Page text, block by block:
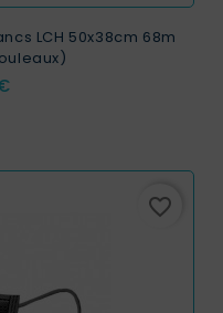
LCH 50x38cm 68m
favorite_border